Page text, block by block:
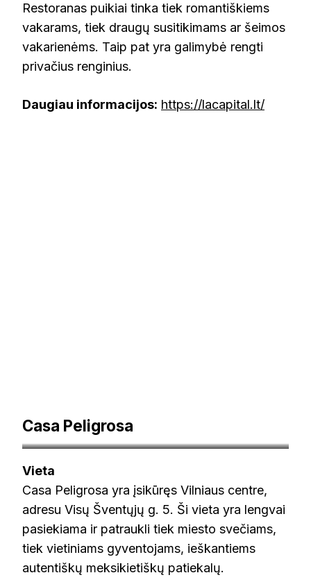
Restoranas puikiai tinka tiek romantiškiems
vakarams, tiek draugų susitikimams ar šeimos
vakarienėms. Taip pat yra galimybė rengti
privačius renginius.
Daugiau informacijos: https://lacapital.lt/
Casa Peligrosa
Vieta
Casa Peligrosa yra įsikūręs Vilniaus centre,
adresu Visų Šventųjų g. 5. Ši vieta yra lengvai
pasiekiama ir patraukli tiek miesto svečiams,
tiek vietiniams gyventojams, ieškantiems
autentiškų meksikietiškų patiekalų.